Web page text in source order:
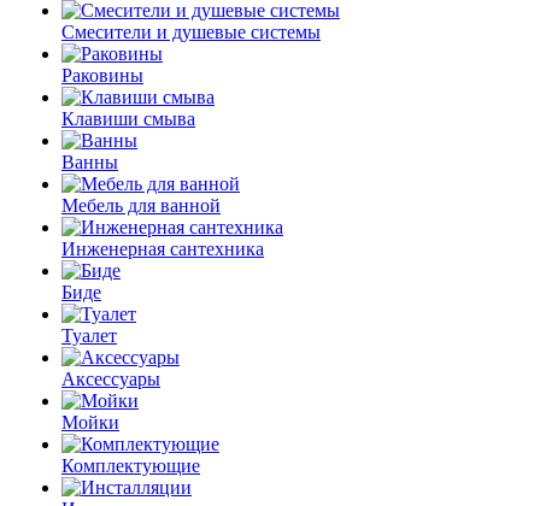
Смесители и душевые системы
Раковины
Клавиши смыва
Ванны
Мебель для ванной
Инженерная сантехника
Биде
Туалет
Аксессуары
Мойки
Комплектующие